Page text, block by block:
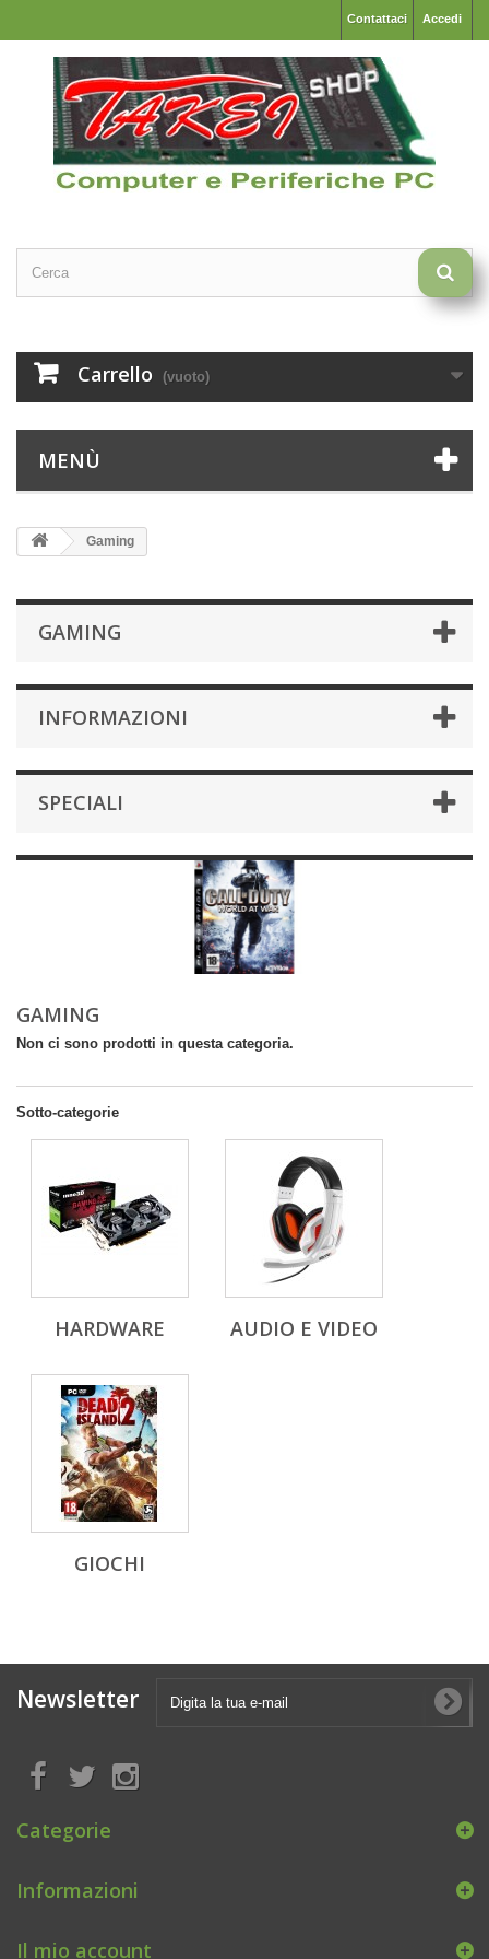
Accedi
Contattaci
Carrello (vuoto)
MENÙ
Gaming
GAMING
INFORMAZIONI
SPECIALI
GAMING
Non ci sono prodotti in questa categoria.
Sotto-categorie
HARDWARE AUDIO E VIDEO
GIOCHI
Newsletter
Categorie
Informazioni
Il mio account